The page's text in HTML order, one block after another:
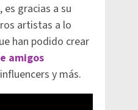
gracias a su
artistas a lo
han podido crear
amigos
y más.